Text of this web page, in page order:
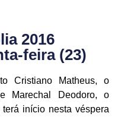
2016
feira (23)
Cristiano Matheus, o
Marechal Deodoro, o
terá início nesta véspera